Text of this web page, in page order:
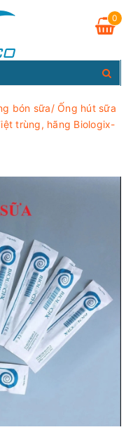
0
bón sữa/ Ống hút sữa
trùng, hãng Biologix-